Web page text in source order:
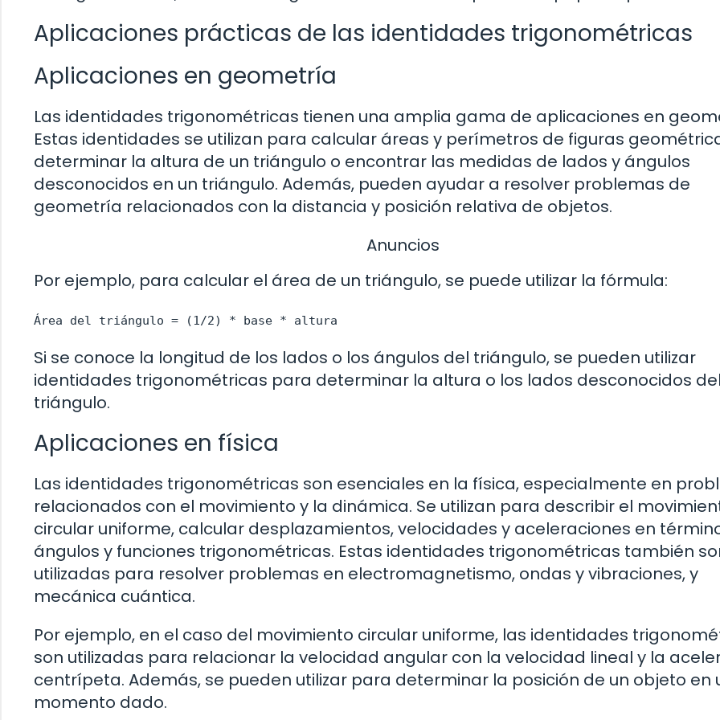
Aplicaciones prácticas de las identidades trigonométricas
Aplicaciones en geometría
Las identidades trigonométricas tienen una amplia gama de aplicaciones en
Estas identidades se utilizan para calcular áreas y perímetros de figuras
determinar la altura de un triángulo o encontrar las medidas de lados y ángulos
desconocidos en un triángulo. Además, pueden ayudar a resolver problemas de
geometría relacionados con la distancia y posición relativa de objetos.
Anuncios
Por ejemplo, para calcular el área de un triángulo, se puede utilizar la fórmula:
Área del triángulo = (1/2) * base * altura
Si se conoce la longitud de los lados o los ángulos del triángulo, se pueden utilizar
identidades trigonométricas para determinar la altura o los lados desconocidos del
triángulo.
Aplicaciones en física
Las identidades trigonométricas son esenciales en la física, especialmente en
relacionados con el movimiento y la dinámica. Se utilizan para describir el
circular uniforme, calcular desplazamientos, velocidades y aceleraciones en
ángulos y funciones trigonométricas. Estas identidades trigonométricas también
utilizadas para resolver problemas en electromagnetismo, ondas y vibraciones, y
mecánica cuántica.
Por ejemplo, en el caso del movimiento circular uniforme, las identidades
son utilizadas para relacionar la velocidad angular con la velocidad lineal y la
centrípeta. Además, se pueden utilizar para determinar la posición de un objeto en
momento dado.